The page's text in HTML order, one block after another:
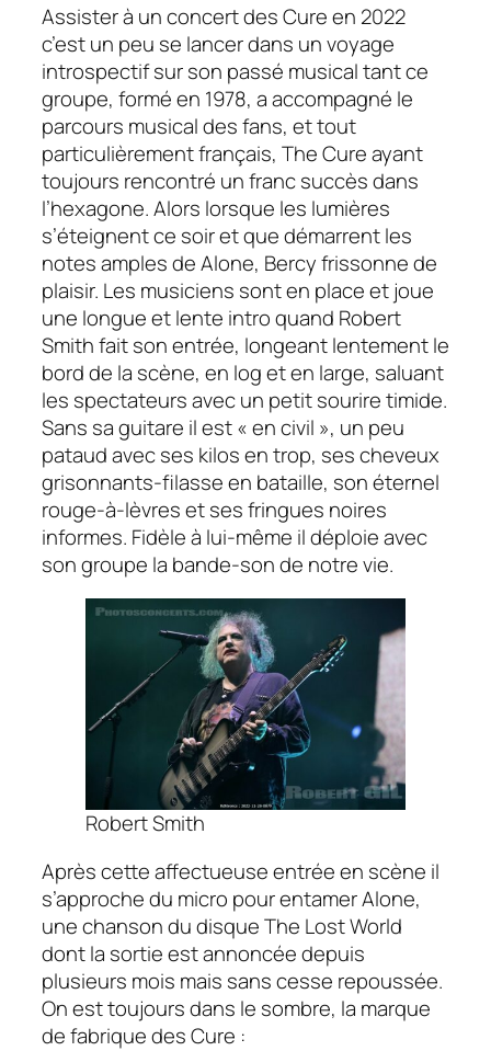
Assister à un concert desCureen 2022
c’est un peu se lancer dans un voyage
introspectif sur son passé musical tant ce
groupe, formé en 1978, a accompagné le
parcours musical des fans, et tout
particulièrement français, The Cureayant
toujours rencontré un franc succès dans
l’hexagone. Alors lorsque les lumières
s’éteignent ce soir et que démarrent les
notes amples deAlone, Bercy frissonne de
plaisir. Les musiciens sont en place et joue
une longue et lente intro quand Robert
Smith fait son entrée, longeant lentement le
bord de la scène, en log et en large, saluant
les spectateurs avec un petit sourire timide.
Sans sa guitare il est « en civil », un peu
pataud avec ses kilos en trop, ses cheveux
grisonnants-filasse en bataille, son éternel
rouge-à-lèvres et ses fringues noires
informes. Fidèle à lui-même il déploie avec
son groupe la bande-son de notre vie.
Robert Smith
Après cette affectueuse entrée en scène il
s’approche du micro pour entamerAlone,
une chanson du disqueThe Lost World
dont la sortie est annoncée depuis
plusieurs mois mais sans cesse repoussée.
On est toujours dans le sombre, la marque
de fabrique desCure :